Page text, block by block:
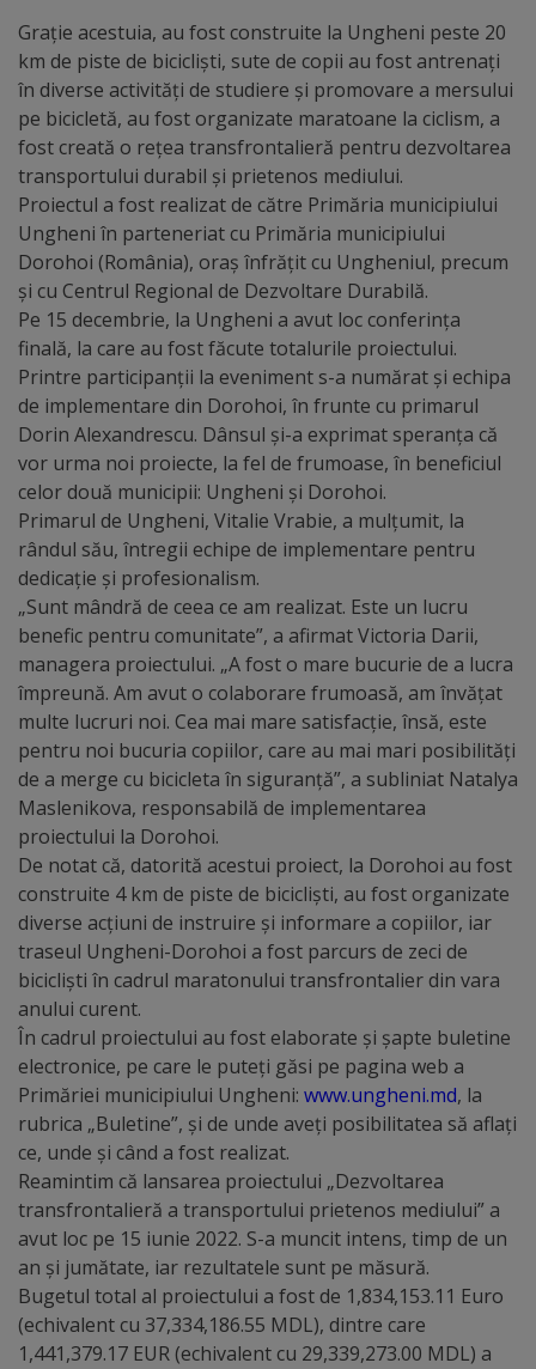
Deținători
ai
titlului
„Merite
pentru
Ungheni”
Diplome
de
Excelență
Ungheniul
turistic
Obiective
turistice
Sculpturi
(harta
sculpturilor)
Monumente
arhitecturale
Personalități
marcante
Sportivi
de
performanță
Orașul
în
imagini
Galerie
video
Grație acestuia, au fost construite la Ungheni peste 20
km de piste de bicicliști, sute de copii au fost antrenați
în diverse activități de studiere și promovare a mersului
pe bicicletă, au fost organizate maratoane la ciclism, a
fost creată o rețea transfrontalieră pentru dezvoltarea
transportului durabil și prietenos mediului.
Proiectul a fost realizat de către Primăria municipiului
Ungheni în parteneriat cu Primăria municipiului
Dorohoi (România), oraș înfrățit cu Ungheniul, precum
și cu Centrul Regional de Dezvoltare Durabilă.
Pe 15 decembrie, la Ungheni a avut loc conferința
finală, la care au fost făcute totalurile proiectului.
Printre participanții la eveniment s-a numărat și echipa
de implementare din Dorohoi, în frunte cu primarul
Dorin Alexandrescu. Dânsul și-a exprimat speranța că
vor urma noi proiecte, la fel de frumoase, în beneficiul
celor două municipii: Ungheni și Dorohoi.
Primarul de Ungheni, Vitalie Vrabie, a mulțumit, la
rândul său, întregii echipe de implementare pentru
dedicație și profesionalism.
„Sunt mândră de ceea ce am realizat. Este un lucru
benefic pentru comunitate”, a afirmat Victoria Darii,
managera proiectului. „A fost o mare bucurie de a lucra
împreună. Am avut o colaborare frumoasă, am învățat
multe lucruri noi. Cea mai mare satisfacție, însă, este
pentru noi bucuria copiilor, care au mai mari posibilități
de a merge cu bicicleta în siguranță”, a subliniat Natalya
Maslenikova, responsabilă de implementarea
proiectului la Dorohoi.
De notat că, datorită acestui proiect, la Dorohoi au fost
construite 4 km de piste de bicicliști, au fost organizate
diverse acțiuni de instruire și informare a copiilor, iar
traseul Ungheni-Dorohoi a fost parcurs de zeci de
bicicliști în cadrul maratonului transfrontalier din vara
anului curent.
În cadrul proiectului au fost elaborate și șapte buletine
electronice, pe care le puteți găsi pe pagina web a
Primăriei municipiului Ungheni: www.ungheni.md, la
rubrica „Buletine”, și de unde aveți posibilitatea să aflați
ce, unde și când a fost realizat.
Reamintim că lansarea proiectului „Dezvoltarea
transfrontalieră a transportului prietenos mediului” a
avut loc pe 15 iunie 2022. S-a muncit intens, timp de un
an și jumătate, iar rezultatele sunt pe măsură.
Bugetul total al proiectului a fost de 1,834,153.11 Euro
(echivalent cu 37,334,186.55 MDL), dintre care
1,441,379.17 EUR (echivalent cu 29,339,273.00 MDL) a